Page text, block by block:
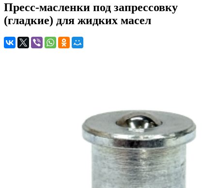
Пресс-масленки под запрессовку
(гладкие) для жидких масел